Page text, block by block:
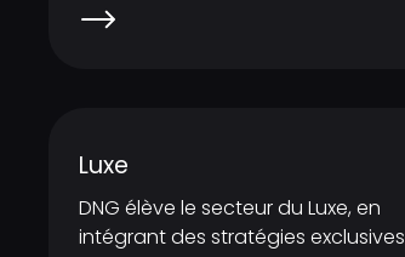
Luxe
DNG élève le secteur du Luxe, en
intégrant des stratégies exclusives